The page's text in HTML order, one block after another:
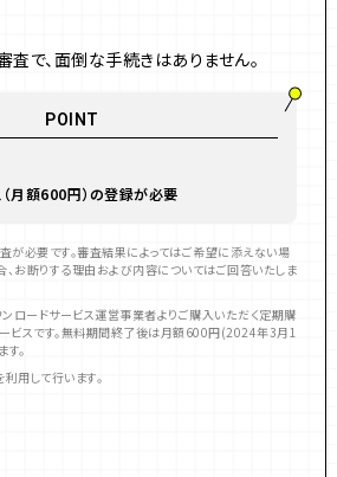
で、面倒な手続きはありません。
POINT
月額600円）の登録が必要
が必要です。審査結果によってはご希望に添えない場
、お断りする理由および内容についてはご回答いたしま
ンロードサービス運営事業者よりご購入いただく定期購
ビスです。無料期間終了後は月額600円(2024年3月1
。
用して行います。